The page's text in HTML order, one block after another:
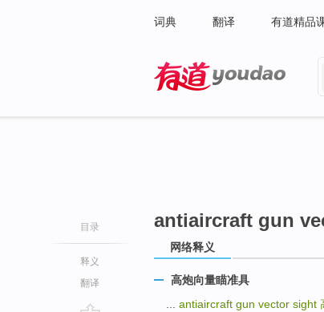
词典 翻译 有道精品
目录
释义
翻译
antiaircraft gun
网络释义
高炮向量瞄准具
antiaircraft gun vector sight